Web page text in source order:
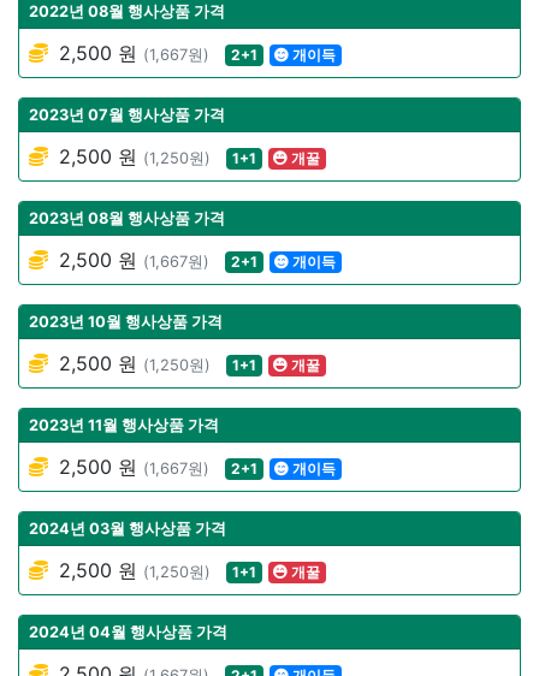
2022년 08월 행사상품 가격
2,500 원 (1,667원) 2+1 개이득
2023년 07월 행사상품 가격
2,500 원 (1,250원) 1+1 개꿀
2023년 08월 행사상품 가격
2,500 원 (1,667원) 2+1 개이득
2023년 10월 행사상품 가격
2,500 원 (1,250원) 1+1 개꿀
2023년 11월 행사상품 가격
2,500 원 (1,667원) 2+1 개이득
2024년 03월 행사상품 가격
2,500 원 (1,250원) 1+1 개꿀
2024년 04월 행사상품 가격